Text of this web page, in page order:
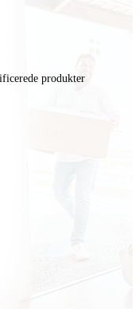
produkter